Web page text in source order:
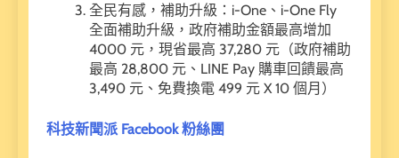
全民有感，補助升級：i-One、i-One Fly
全面補助升級，政府補助金額最高增加
4000 元，現省最高 37,280 元（政府補助
最高 28,800 元、LINE Pay 購車回饋最高
3,490 元、免費換電 499 元 X 10 個月）
科技新聞派 Facebook 粉絲團